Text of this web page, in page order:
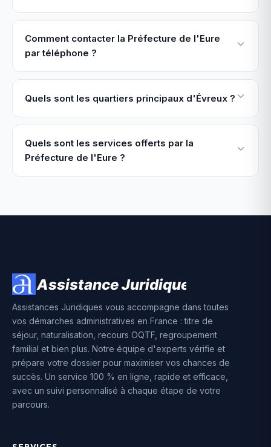
Comment contacter la Préfecture de l'Eure
par téléphone ?
Quels sont les quartiers principaux d'Évreux ?
Quels sont les services offerts par la
Préfecture de l'Eure ?
Assistances Juridiques vous accompagne dans toutes
vos démarches administratives en France : titre de
séjour, naturalisation, recours OQTF, regroupement
familial et bien plus. Notre équipe d'experts vérifie et
prépare votre dossier pour maximiser vos chances de
succès. Un service 100 % en ligne, rapide et efficace,
avec un suivi personnalisé à chaque étape de votre
parcours.